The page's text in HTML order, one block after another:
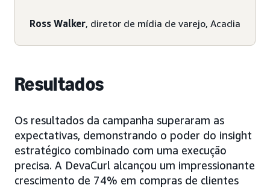
Ross Walker, diretor de mídia de varejo, Acadia
Resultados
Os resultados da campanha superaram as
expectativas, demonstrando o poder do insight
estratégico combinado com uma execução
precisa. A DevaCurl alcançou um impressionante
crescimento de 74% em compras de clientes